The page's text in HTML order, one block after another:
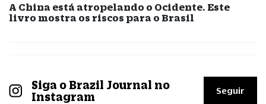
A China está atropelando o Ocidente. Este
livro mostra os riscos para o Brasil
Siga o Brazil Journal no
Instagram
Seguir